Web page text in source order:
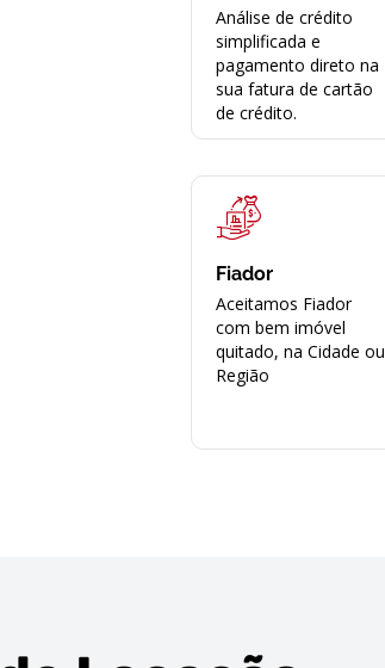
Análise de crédito
simplificada e
pagamento direto na
sua fatura de cartão
de crédito.
Fiador
Aceitamos Fiador
com bem imóvel
quitado, na Cidade ou
Região